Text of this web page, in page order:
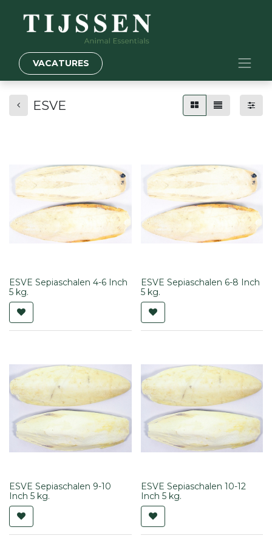
VACATURES
ESVE
ESVE Sepiaschalen 4-6 Inch
5 kg.
ESVE Sepiaschalen 6-8 Inch
5 kg.
ESVE Sepiaschalen 9-10
Inch 5 kg.
ESVE Sepiaschalen 10-12
Inch 5 kg.